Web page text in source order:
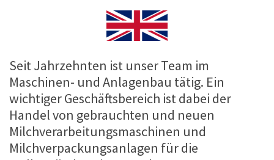
Seit Jahrzehnten ist unser Team im
Maschinen- und Anlagenbau tätig. Ein
wichtiger Geschäftsbereich ist dabei der
Handel von gebrauchten und neuen
Milchverarbeitungsmaschinen und
Milchverpackungsanlagen für die